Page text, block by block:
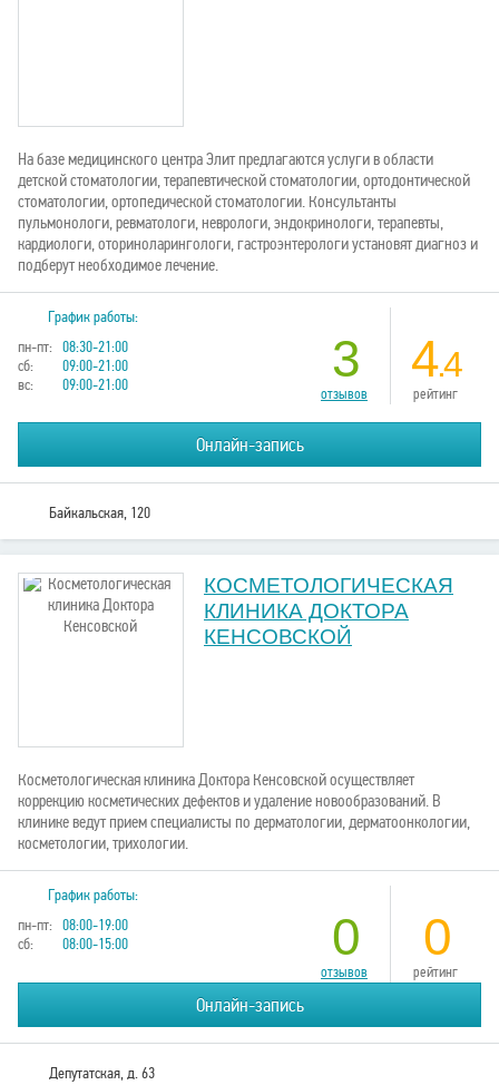
На базе медицинского центра Элит предлагаются услуги в области
детской стоматологии, терапевтической стоматологии, ортодонтической
стоматологии, ортопедической стоматологии. Консультанты
пульмонологи, ревматологи, неврологи, эндокринологи, терапевты,
кардиологи, оториноларингологи, гастроэнтерологи установят диагноз и
подберут необходимое лечение.
График работы:
пн-пт: 08:30-21:00
сб:
09:00-21:00
вс:
09:00-21:00 3
отзывов
4.4
рейтинг
Онлайн-запись
Байкальская, 120
КОСМЕТОЛОГИЧЕСКАЯ
КЛИНИКА ДОКТОРА
КЕНСОВСКОЙ
Косметологическая клиника Доктора Кенсовской осуществляет
коррекцию косметических дефектов и удаление новообразований. В
клинике ведут прием специалисты по дерматологии, дерматоонкологии,
косметологии, трихологии.
График работы:
пн-пт: 08:00-19:00
сб:
08:00-15:00 0
отзывов
0
рейтинг
Онлайн-запись
Депутатская, д. 63